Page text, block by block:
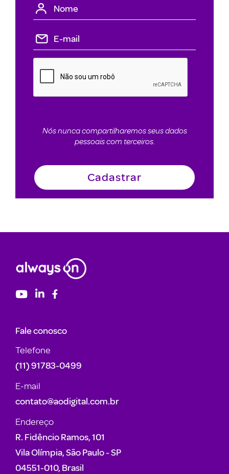
Nós nunca compartilharemos seus dados
pessoais com terceiros.
Fale conosco
Telefone
(11) 91783-0499
E-mail
contato@aodigital.com.br
Endereço
R. Fidêncio Ramos, 101
Vila Olímpia, São Paulo - SP
04551-010, Brasil